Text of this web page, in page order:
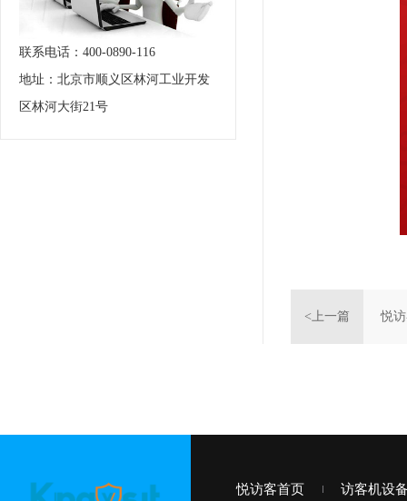
联系电话：400-0890-116
地址：北京市顺义区林河工业开发
区林河大街21号
<上一篇 悦
悦访客首页 访客机设